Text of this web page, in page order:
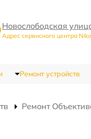
Новослободская
Адрес сервисного центра
Ремонт устройств
Ремонт